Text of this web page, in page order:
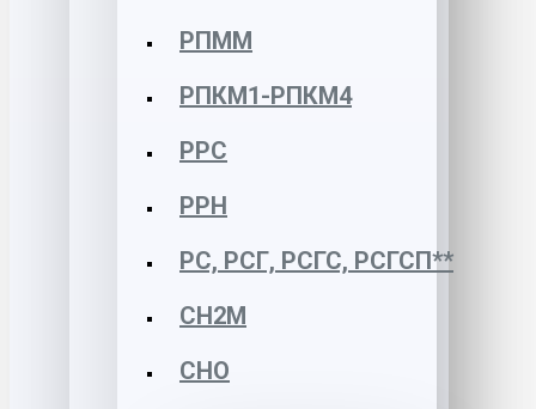
РПММ
РПКМ1-РПКМ4
РРС
РРН
РС, РСГ, РСГС, РСГСП**
СН2М
СНО